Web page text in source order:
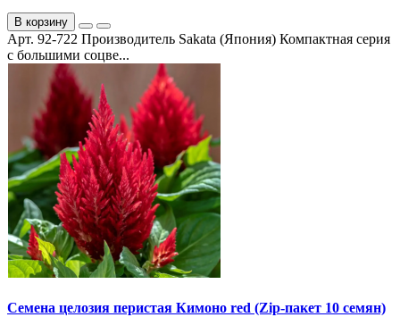
В корзину
Арт. 92-722 Производитель Sakata (Япония) Компактная серия
с большими соцве...
Семена целозия перистая Кимоно red (Zip-пакет 10 семян)